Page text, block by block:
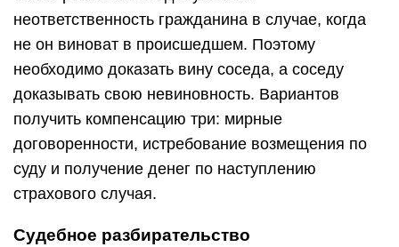
неответственность гражданина в случае, когда
не он виноват в происшедшем. Поэтому
необходимо доказать вину соседа, а соседу
доказывать свою невиновность. Вариантов
получить компенсацию три: мирные
договоренности, истребование возмещения по
суду и получение денег по наступлению
страхового случая.
Судебное разбирательство